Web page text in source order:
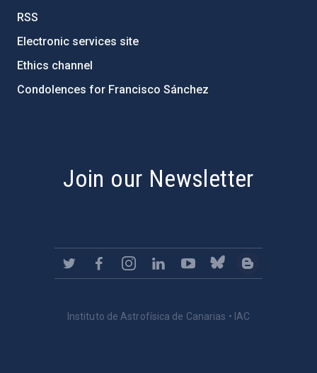
RSS
Electronic services site
Ethics channel
Condolences for Francisco Sánchez
Join our Newsletter
Instituto de Astrofísica de Canarias • IAC